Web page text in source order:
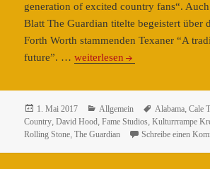
generation of excited country fans“.
Blatt The Guardian titelte begeistert über
Forth Worth stammenden Texaner “A
future”. …Cale
–
Careless
Soul
weiterlesen
Veröffentlicht
am
1. Mai 2017 Kategorien
Allgemein Schlagwörter
Alabama ,Cale
Country ,David Hood ,Fame Studios ,Kulturrrampe
Rolling Stone ,The Guardian Schreibe einen